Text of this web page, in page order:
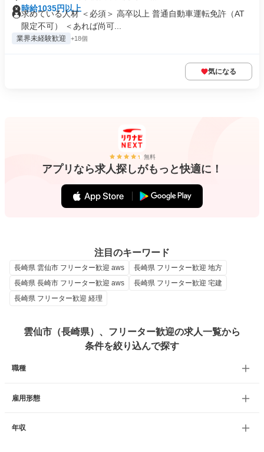
時給1035円以上
求めている人材 ＜必須＞ 高卒以上 普通自動車運転免許（AT
限定不可） ＜あれば尚可...
業界未経験歓迎 +18個
気になる
無料
アプリなら求人探しがもっと快適に！
注目のキーワード
長崎県 雲仙市 フリーター歓迎 aws
長崎県 フリーター歓迎 地方
長崎県 長崎市 フリーター歓迎 aws
長崎県 フリーター歓迎 宅建
長崎県 フリーター歓迎 経理
雲仙市（長崎県）、フリーター歓迎の求人一覧から
条件を絞り込んで探す
職種
雇用形態
年収